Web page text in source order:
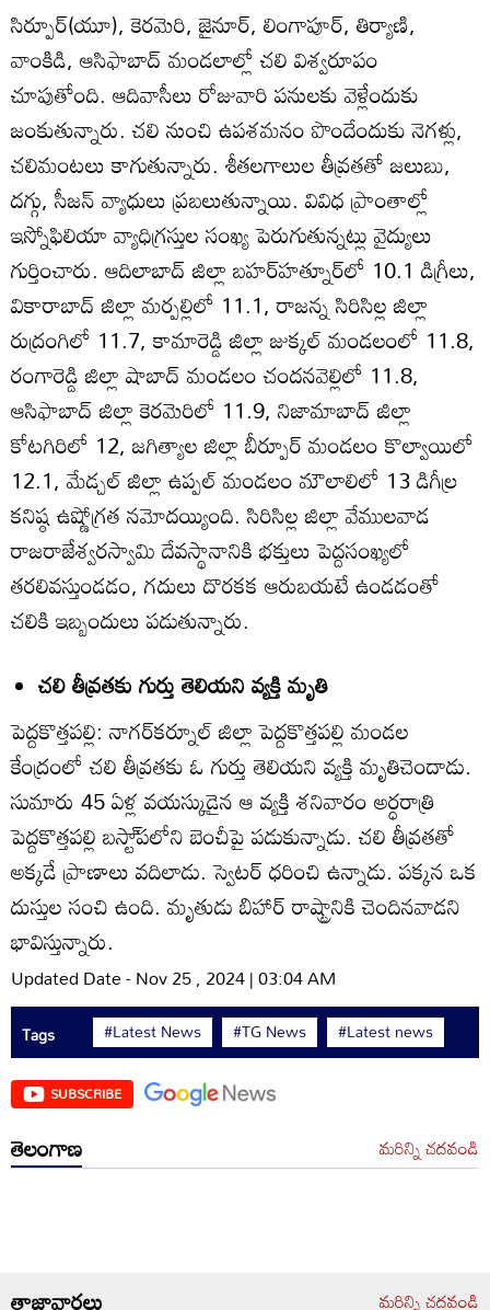
సిర్పూర్‌(యూ), కెరమెరి, జైనూర్‌, లింగాపూర్‌, తిర్యాణి,
వాంకిడి, ఆసిఫాబాద్‌ మండలాల్లో చలి విశ్వరూపం
చూపుతోంది. ఆదివాసీలు రోజువారి పనులకు వెళ్లేందుకు
జంకుతున్నారు. చలి నుంచి ఉపశమనం పొందేందుకు నెగళ్లు,
చలిమంటలు కాగుతున్నారు. శీతలగాలుల తీవ్రతతో జలుబు,
దగ్గు, సీజన్‌ వ్యాధులు ప్రబలుతున్నాయి. వివిధ ప్రాంతాల్లో
ఇస్నోఫిలియా వ్యాధిగ్రస్తుల సంఖ్య పెరుగుతున్నట్లు వైద్యులు
గుర్తించారు. ఆదిలాబాద్‌ జిల్లా బహర్‌హత్నూర్‌లో 10.1 డిగ్రీలు,
వికారాబాద్‌ జిల్లా మర్పల్లిలో 11.1, రాజన్న సిరిసిల్ల జిల్లా
రుద్రంగిలో 11.7, కామారెడ్డి జిల్లా జుక్కల్‌ మండలంలో 11.8,
రంగారెడ్డి జిల్లా షాబాద్‌ మండలం చందనవెల్లిలో 11.8,
ఆసిఫాబాద్‌ జిల్లా కెరమెరిలో 11.9, నిజామాబాద్‌ జిల్లా
కోటగిరిలో 12, జగిత్యాల జిల్లా బీర్పూర్‌ మండలం కొల్వాయిలో
12.1, మేడ్చల్‌ జిల్లా ఉప్పల్‌ మండలం మౌలాలిలో 13 డిగీల్ర
కనిష్ఠ ఉష్ణోగ్రత నమోదయ్యింది. సిరిసిల్ల జిల్లా వేములవాడ
రాజరాజేశ్వరస్వామి దేవస్థానానికి భక్తులు పెద్దసంఖ్యలో
తరలివస్తుండడం, గదులు దొరకక ఆరుబయటే ఉండడంతో
చలికి ఇబ్బందులు పడుతున్నారు.
చలి తీవ్రతకు గుర్తు తెలియని వ్యక్తి మృతి
పెద్దకొత్తపల్లి: నాగర్‌కర్నూల్‌ జిల్లా పెద్దకొత్తపల్లి మండల
కేంద్రంలో చలి తీవ్రతకు ఓ గుర్తు తెలియని వ్యక్తి మృతిచెందాడు.
సుమారు 45 ఏళ్ల వయస్కుడైన ఆ వ్యక్తి శనివారం అర్ధరాత్రి
పెద్దకొత్తపల్లి బస్టా్‌పలోని బెంచీపై పడుకున్నాడు. చలి తీవ్రతతో
అక్కడే ప్రాణాలు వదిలాడు. స్వెటర్‌ ధరించి ఉన్నాడు. పక్కన ఒక
దుస్తుల సంచి ఉంది. మృతుడు బిహార్‌ రాష్ట్రానికి చెందినవాడని
భావిస్తున్నారు.
Updated Date - Nov 25 , 2024 | 03:04 AM
Tags #Latest News #TG News #Latest news
SUBSCRIBE
తెలంగాణ మరిన్ని చదవండి
తాజావార్తలు మరిన్ని చదవండి